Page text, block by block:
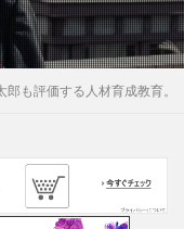
郎も評価する人材育成教育